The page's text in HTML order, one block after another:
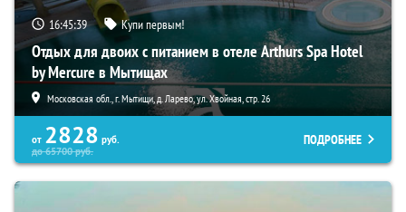
16:45:38 Купи первым!
Отдых для двоих с питанием в отеле Arthurs Spa Hotel
by Mercure в Мытищах
Московская обл., г. Мытищи, д. Ларево, ул. Хвойная, стр. 26
от 2828 руб.
до65700руб.
ПОДРОБНЕЕ